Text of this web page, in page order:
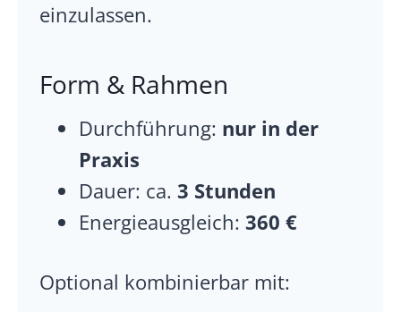
einzulassen.
Form & Rahmen
Durchführung: nur in der
Praxis
Dauer: ca. 3 Stunden
Energieausgleich: 360 €
Optional kombinierbar mit: